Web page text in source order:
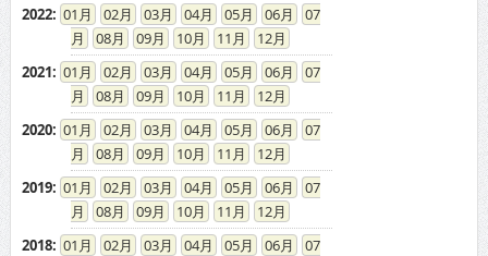
2022: 01 02 03 04 05 06
07
08
09 10 11
12
2021: 01 02 03 04 05 06
07
08
09 10 11
12
2020: 01 02 03 04 05 06
07
08
09 10 11
12
2019: 01 02 03 04 05 06
07
08
09 10 11
12
2018: 01 02 03 04 05 06
07